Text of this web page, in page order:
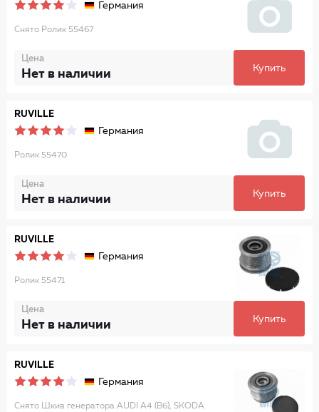
Германия
Снято Ролик 55467
Цена
Нет в наличии Купить
RUVILLE
Германия
Ролик 55470
Цена
Нет в наличии Купить
RUVILLE
Германия
Ролик 55471
Цена
Нет в наличии Купить
RUVILLE
Германия
Снято Шкив генератора AUDI A4 (B6), SKODA